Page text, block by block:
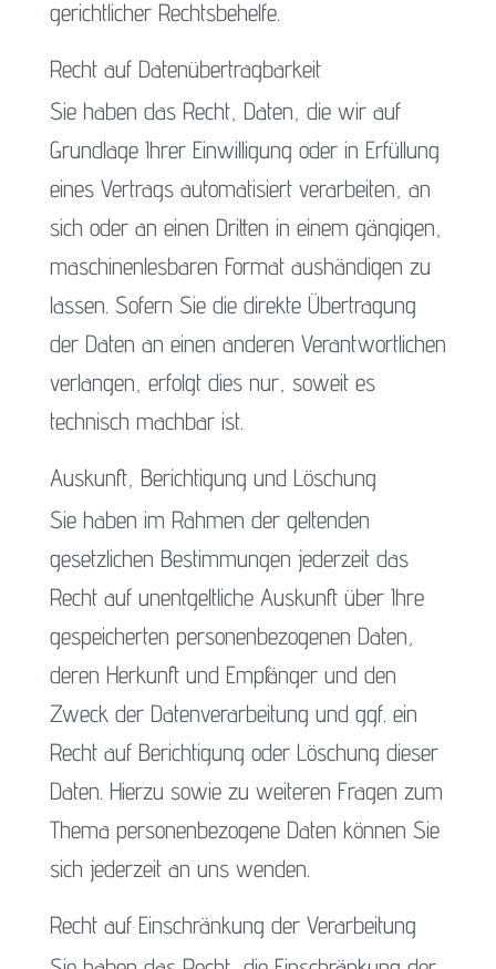
gerichtlicher Rechtsbehelfe.
Recht auf Daten­übertrag­barkeit
Sie haben das Recht, Daten, die wir auf
Grundlage Ihrer Einwilligung oder in Erfüllung
eines Vertrags automatisiert verarbeiten, an
sich oder an einen Dritten in einem gängigen,
maschinenlesbaren Format aushändigen zu
lassen. Sofern Sie die direkte Übertragung
der Daten an einen anderen Verantwortlichen
verlangen, erfolgt dies nur, soweit es
technisch machbar ist.
Auskunft, Berichtigung und Löschung
Sie haben im Rahmen der geltenden
gesetzlichen Bestimmungen jederzeit das
Recht auf unentgeltliche Auskunft über Ihre
gespeicherten personenbezogenen Daten,
deren Herkunft und Empfänger und den
Zweck der Datenverarbeitung und ggf. ein
Recht auf Berichtigung oder Löschung dieser
Daten. Hierzu sowie zu weiteren Fragen zum
Thema personenbezogene Daten können Sie
sich jederzeit an uns wenden.
Recht auf Einschränkung der Verarbeitung